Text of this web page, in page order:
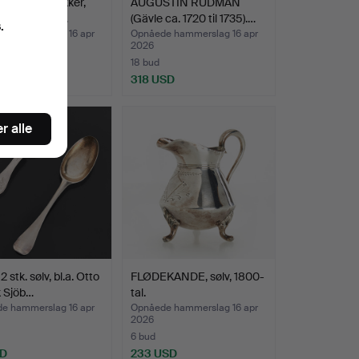
„Versailles“…
hammerslag 16 apr
(Gävle ca. 1720 til 1735).…
Opnåede hammerslag 16 apr
2026
18 bud
318 USD
stk. sølv, bl.a. Otto
Sjöb…
hammerslag 16 apr
FLØDEKANDE, sølv, 1800-
tal.
Opnåede hammerslag 16 apr
2026
6 bud
233 USD
alle